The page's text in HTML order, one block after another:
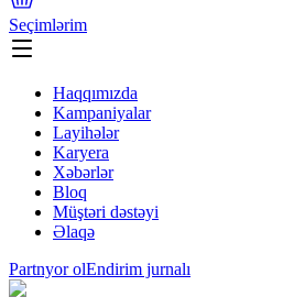
Seçimlərim
Haqqımızda
Kampaniyalar
Layihələr
Karyera
Xəbərlər
Bloq
Müştəri dəstəyi
Əlaqə
Partnyor olEndirim jurnalı